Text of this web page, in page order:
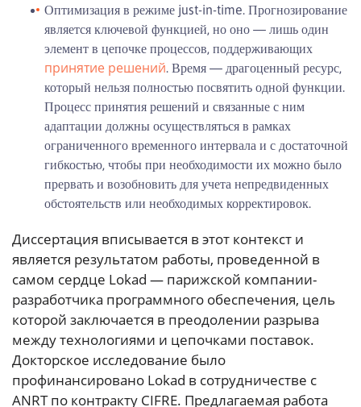
Оптимизация в режиме just-in-time. Прогнозирование
является ключевой функцией, но оно — лишь один
элемент в цепочке процессов, поддерживающих
принятие решений. Время — драгоценный ресурс,
который нельзя полностью посвятить одной функции.
Процесс принятия решений и связанные с ним
адаптации должны осуществляться в рамках
ограниченного временного интервала и с достаточной
гибкостью, чтобы при необходимости их можно было
прервать и возобновить для учета непредвиденных
обстоятельств или необходимых корректировок.
Диссертация вписывается в этот контекст и
является результатом работы, проведенной в
самом сердце Lokad — парижской компании-
разработчика программного обеспечения, цель
которой заключается в преодолении разрыва
между технологиями и цепочками поставок.
Докторское исследование было
профинансировано Lokad в сотрудничестве с
ANRT по контракту CIFRE. Предлагаемая работа